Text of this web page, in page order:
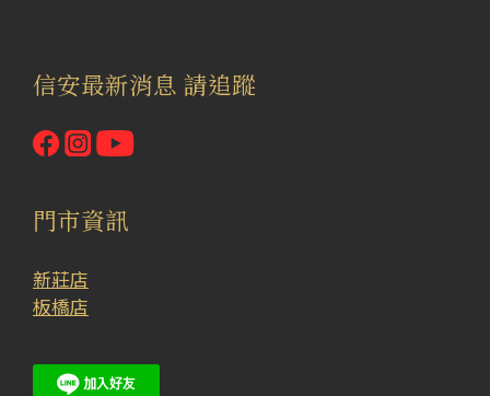
信安最新消息 請追蹤
門市資訊
新莊店
板橋店